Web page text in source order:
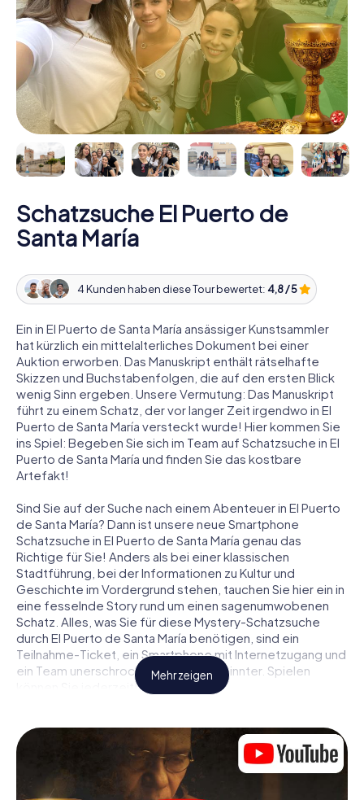
Schatzsuche El Puerto de
Santa María
4 Kunden haben diese Tour bewertet: 4,8 / 5
Ein in El Puerto de Santa María ansässiger Kunstsammler
hat kürzlich ein mittelalterliches Dokument bei einer
Auktion erworben. Das Manuskript enthält rätselhafte
Skizzen und Buchstabenfolgen, die auf den ersten Blick
wenig Sinn ergeben. Unsere Vermutung: Das Manuskript
führt zu einem Schatz, der vor langer Zeit irgendwo in El
Puerto de Santa María versteckt wurde! Hier kommen Sie
ins Spiel: Begeben Sie sich im Team auf Schatzsuche in El
Puerto de Santa María und finden Sie das kostbare
Artefakt!
Sind Sie auf der Suche nach einem Abenteuer in El Puerto
de Santa María? Dann ist unsere neue Smartphone
Schatzsuche in El Puerto de Santa María genau das
Richtige für Sie! Anders als bei einer klassischen
Stadtführung, bei der Informationen zu Kultur und
Geschichte im Vordergrund stehen, tauchen Sie hier ein in
eine fesselnde Story rund um einen sagenumwobenen
Schatz. Alles, was Sie für diese Mystery-Schatzsuche
durch El Puerto de Santa María benötigen, sind ein
Teilnahme-Ticket, ein Smartphone mit Internetzugang und
ein Team unerschrockener Gleichgesinnter. Spielen
können Sie jederzeit!
treffen Sie sich an einem zentralen Ort zum gemeinsamen
Briefing. Dann werden die Rollen verteilt. Wer aus Ihrem
Team ist ein geborener Spurensucher? Wer ein
waschechter Abenteurer? Und wer hat das Zeug zum
Mehr zeigen